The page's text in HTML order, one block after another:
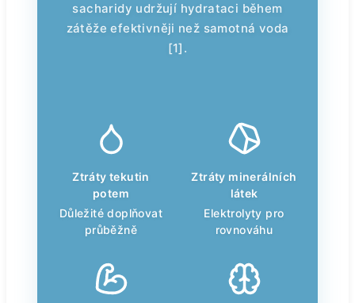
sacharidy udržují hydrataci během
zátěže efektivněji než samotná voda
[1].
Ztráty tekutin
potem
Důležité doplňovat
průběžně
Ztráty minerálních
látek
Elektrolyty pro
rovnováhu